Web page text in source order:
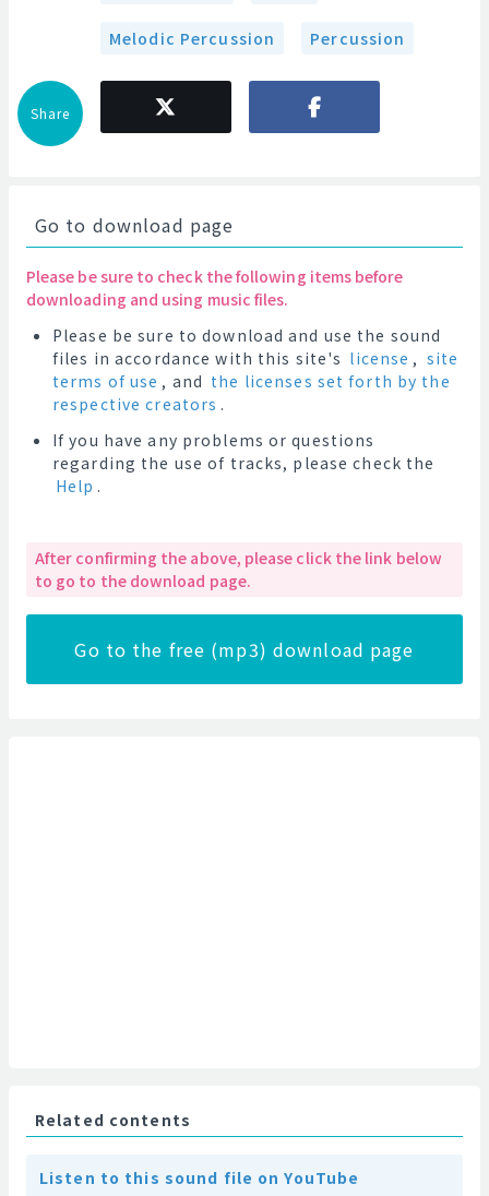
Melodic Percussion Percussion
Share
Go to download page
Please be sure to check the following items before
downloading and using music files.
Please be sure to download and use the sound
files in accordance with this site's license , site
terms of use , and the licenses set forth by the
respective creators .
If you have any problems or questions
regarding the use of tracks, please check the
Help .
After confirming the above, please click the link below
to go to the download page.
Go to the free (mp3) download page
Related contents
Listen to this sound file on YouTube